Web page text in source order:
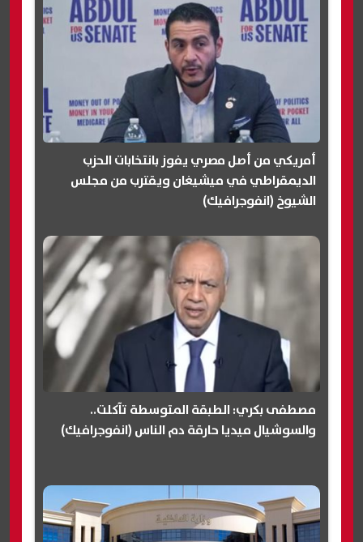
أمريكي من أصل مصري يفوز بانتخابات الحزب
الديمقراطي في ميشيغان ويقترب من مجلس
الشيوخ (انفوجرافيك)
مصطفى بكري: الطبقة المتوسطة تآكلت..
والسوشيال ميديا حارقة دم الناس (انفوجرافيك)